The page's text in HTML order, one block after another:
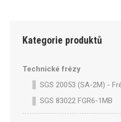
Kategorie produktů
Technické frézy
SGS 20053 (SA-2M) -
SGS 83022 FGR6-1MB